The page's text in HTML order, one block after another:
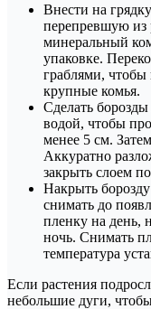
Внести на
перепревшую из
минеральный
упаковке.
граблями, чтобы
крупные комья.
Сделать
водой, чтобы
менее 5 см.
Аккуратно
закрыть слоем
Накрыть
снимать до
пленку на день,
ночь. Снимать
температура
Если растения
небольшие дуги,